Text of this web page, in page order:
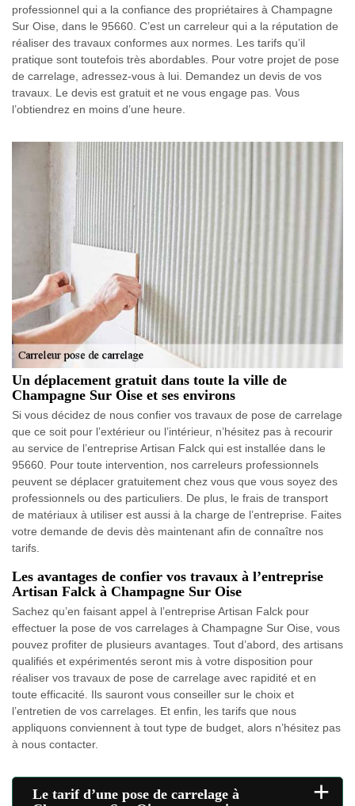
professionnel qui a la confiance des propriétaires à Champagne
Sur Oise, dans le 95660. C’est un carreleur qui a la réputation de
réaliser des travaux conformes aux normes. Les tarifs qu’il
pratique sont toutefois très abordables. Pour votre projet de pose
de carrelage, adressez-vous à lui. Demandez un devis de vos
travaux. Le devis est gratuit et ne vous engage pas. Vous
l’obtiendrez en moins d’une heure.
Un déplacement gratuit dans toute la ville de
Champagne Sur Oise et ses environs
Si vous décidez de nous confier vos travaux de pose de carrelage
que ce soit pour l’extérieur ou l’intérieur, n’hésitez pas à recourir
au service de l’entreprise Artisan Falck qui est installée dans le
95660. Pour toute intervention, nos carreleurs professionnels
peuvent se déplacer gratuitement chez vous que vous soyez des
professionnels ou des particuliers. De plus, le frais de transport
de matériaux à utiliser est aussi à la charge de l’entreprise. Faites
votre demande de devis dès maintenant afin de connaître nos
tarifs.
Les avantages de confier vos travaux à l’entreprise
Artisan Falck à Champagne Sur Oise
Sachez qu’en faisant appel à l’entreprise Artisan Falck pour
effectuer la pose de vos carrelages à Champagne Sur Oise, vous
pouvez profiter de plusieurs avantages. Tout d’abord, des artisans
qualifiés et expérimentés seront mis à votre disposition pour
réaliser vos travaux de pose de carrelage avec rapidité et en
toute efficacité. Ils sauront vous conseiller sur le choix et
l’entretien de vos carrelages. Et enfin, les tarifs que nous
appliquons conviennent à tout type de budget, alors n’hésitez pas
à nous contacter.
Le tarif d’une pose de carrelage à
+